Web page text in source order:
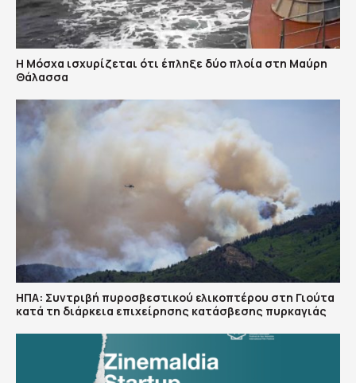
Η Μόσχα ισχυρίζεται ότι έπληξε δύο πλοία στη Μαύρη
Θάλασσα
ΗΠΑ: Συντριβή πυροσβεστικού ελικοπτέρου στη Γιούτα
κατά τη διάρκεια επιχείρησης κατάσβεσης πυρκαγιάς